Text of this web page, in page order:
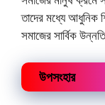
তাদের মধ্যে আধুনিক
সমাজের সার্বিক
উপসংহার